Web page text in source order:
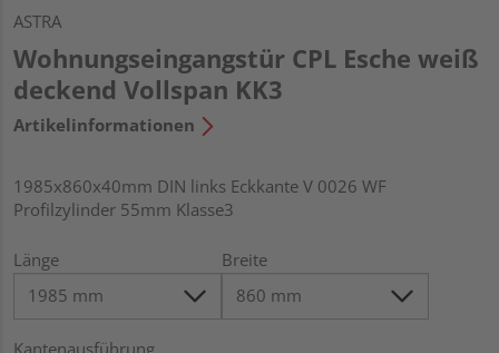
ASTRA
Wohnungseingangstür CPL Esche weiß
deckend Vollspan KK3
Artikelinformationen
1985x860x40mm DIN links Eckkante V 0026 WF
Profilzylinder 55mm Klasse3
Länge Breite
Kantenausführung